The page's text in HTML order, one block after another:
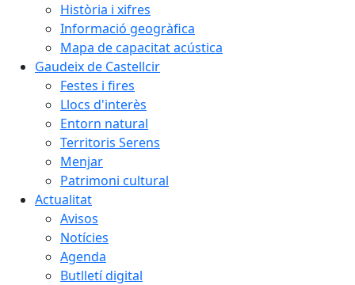
Història i xifres
Informació geogràfica
Mapa de capacitat acústica
Gaudeix de Castellcir
Festes i fires
Llocs d'interès
Entorn natural
Territoris Serens
Menjar
Patrimoni cultural
Actualitat
Avisos
Notícies
Agenda
Butlletí digital